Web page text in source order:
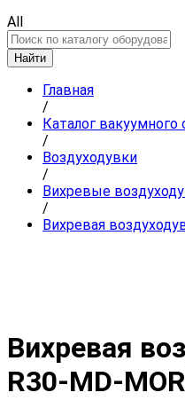
All
Найти
Главная
/
Каталог вакуумного
/
Воздуходувки
/
Вихревые
/
Вихревая
Вихревая
R30-MD-